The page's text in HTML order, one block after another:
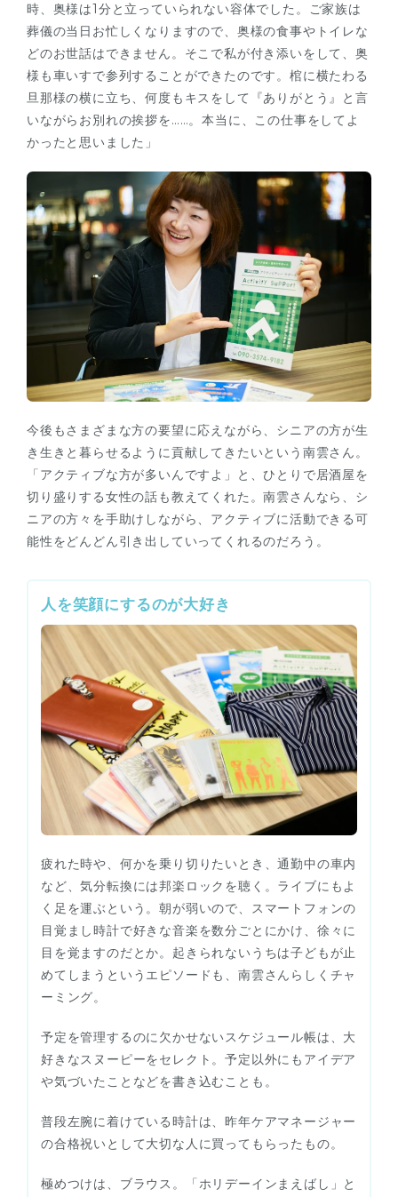
時、奥様は1分と立っていられない容体でした。ご家族は
葬儀の当日お忙しくなりますので、奥様の食事やトイレな
どのお世話はできません。そこで私が付き添いをして、奥
様も車いすで参列することができたのです。棺に横たわる
旦那様の横に立ち、何度もキスをして『ありがとう』と言
いながらお別れの挨拶を……。本当に、この仕事をしてよ
かったと思いました」
今後もさまざまな方の要望に応えながら、シニアの方が生
き生きと暮らせるように貢献してきたいという南雲さん。
「アクティブな方が多いんですよ」と、ひとりで居酒屋を
切り盛りする女性の話も教えてくれた。南雲さんなら、シ
ニアの方々を手助けしながら、アクティブに活動できる可
能性をどんどん引き出していってくれるのだろう。
人を笑顔にするのが大好き
疲れた時や、何かを乗り切りたいとき、通勤中の車内
など、気分転換には邦楽ロックを聴く。ライブにもよ
く足を運ぶという。朝が弱いので、スマートフォンの
目覚まし時計で好きな音楽を数分ごとにかけ、徐々に
目を覚ますのだとか。起きられないうちは子どもが止
めてしまうというエピソードも、南雲さんらしくチャ
ーミング。
予定を管理するのに欠かせないスケジュール帳は、大
好きなスヌーピーをセレクト。予定以外にもアイデア
や気づいたことなどを書き込むことも。
普段左腕に着けている時計は、昨年ケアマネージャー
の合格祝いとして大切な人に買ってもらったもの。
極めつけは、ブラウス。「ホリデーインまえばし」と